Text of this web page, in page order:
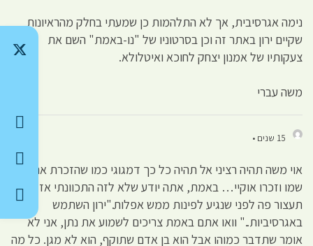
נימה אגרסיבית, אך לא התלהמות כן שמעתי בחלק מהראיונות
שקיים ירון באתר זה וכן בסרטוניו של "נו-באמת" השם את
צעקותיו של אמנון יצחק לחוכא ואיטלולא.
משה עברי
15 שנים •
אוי משה תהיה רציני אל תהיה כל כך דמגוגי כמו שהזכרת את ימח
שמו וזכרו אוקיי… באמת, אתה יודע שלא לזה התכוונתי אז
תעצור פה לפני שנגיע לפינות ממש אפלות."ירון השתמש
באגרסיביות.." וואו אתם באמת צריכים לשמוע את נתן, אני לא
אומר שתדבר כמוהו אבל הוא בן אדם שתוקף, הוא לא מגן. כל מה